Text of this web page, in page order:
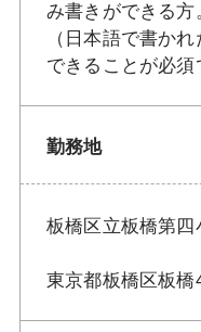
み書きができる方
（日本語で書か
できることが必須
勤務地
板橋区立板橋第
東京都板橋区板橋